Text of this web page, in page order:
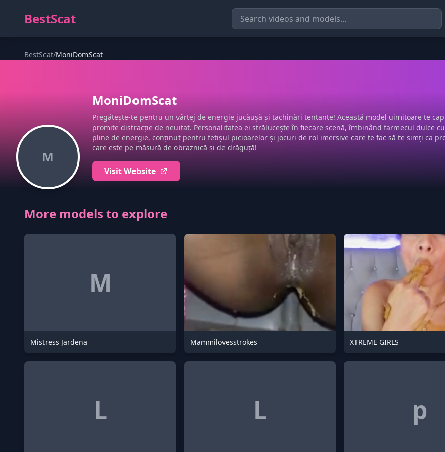
BestScat
BestScat/MoniDomScat
M
MoniDomScat
Pregătește-te pentru un vârtej de energie jucăușă și tachinări tentante! Această model uimitoare te
promite distracție de neuitat. Personalitatea ei strălucește în fiecare scenă, îmbinând farmecul dulce
pline de energie, conținut pentru fetișul picioarelor și jocuri de rol imersive care te fac să te simți ca
care este pe măsură de obraznică și de drăguță!
Visit Website
More models to explore
M
Mistress Jardena Mammilovesstrokes XTREME GIRLS
L L p